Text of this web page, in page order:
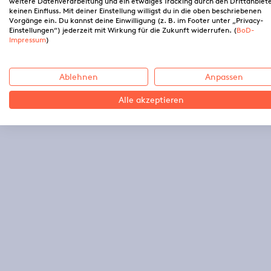
keinen Einfluss. Mit deiner Einstellung willigst du in die oben beschriebenen
Vorgänge ein. Du kannst deine Einwilligung (z. B. im Footer unter „Privacy-
Einstellungen“) jederzeit mit Wirkung für die Zukunft widerrufen. (BoD-
Impressum)
Ablehnen Anpassen
Alle akzeptieren